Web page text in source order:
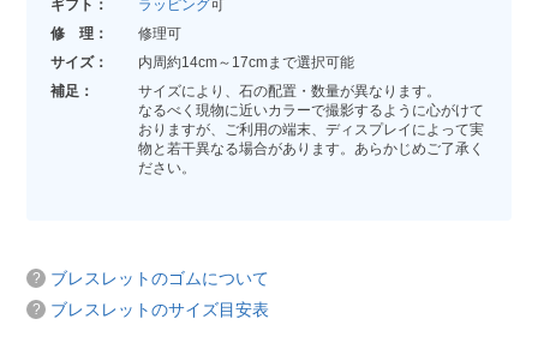
ギフト：
ラッピング可
修 理：
修理可
サイズ：
内周約14cm～17cmまで選択可能
補足：
サイズにより、石の配置・数量が異なります。
なるべく現物に近いカラーで撮影するように心がけて
おりますが、ご利用の端末、ディスプレイによって実
物と若干異なる場合があります。あらかじめご了承く
ださい。
ブレスレットのゴムについて
ブレスレットのサイズ目安表